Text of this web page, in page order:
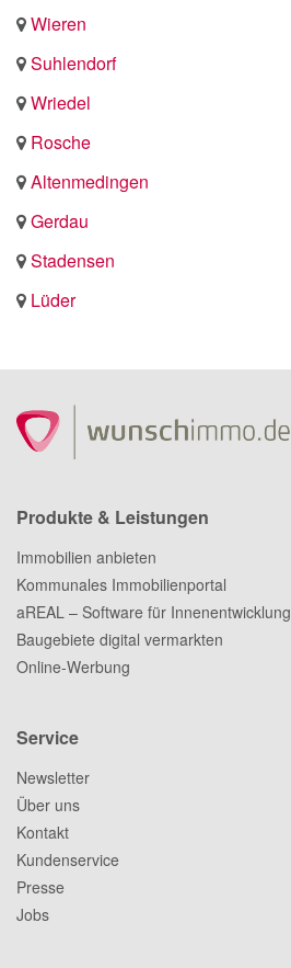
Wieren
Suhlendorf
Wriedel
Rosche
Altenmedingen
Gerdau
Stadensen
Lüder
Produkte & Leistungen
Immobilien anbieten
Kommunales Immobilienportal
aREAL – Software für Innenentwicklung
Baugebiete digital vermarkten
Online-Werbung
Service
Newsletter
Über uns
Kontakt
Kundenservice
Presse
Jobs